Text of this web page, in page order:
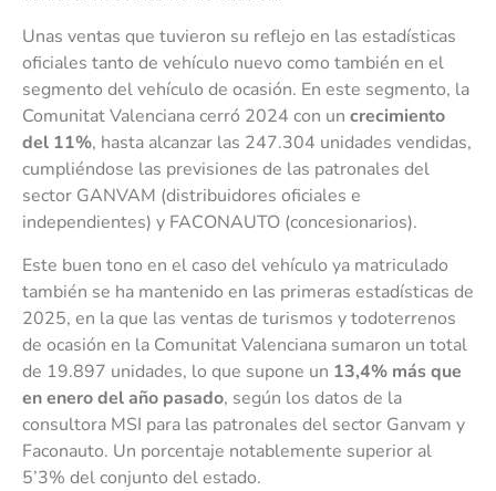
Unas ventas que tuvieron su reflejo en las estadísticas
oficiales tanto de vehículo nuevo como también en el
segmento del vehículo de ocasión. En este segmento, la
Comunitat Valenciana cerró 2024 con un crecimiento
del 11%, hasta alcanzar las 247.304 unidades vendidas,
cumpliéndose las previsiones de las patronales del
sector GANVAM (distribuidores oficiales e
independientes) y FACONAUTO (concesionarios).
Este buen tono en el caso del vehículo ya matriculado
también se ha mantenido en las primeras estadísticas de
2025, en la que las ventas de turismos y todoterrenos
de ocasión en la Comunitat Valenciana sumaron un total
de 19.897 unidades, lo que supone un 13,4% más que
en enero del año pasado, según los datos de la
consultora MSI para las patronales del sector Ganvam y
Faconauto. Un porcentaje notablemente superior al
5’3% del conjunto del estado.